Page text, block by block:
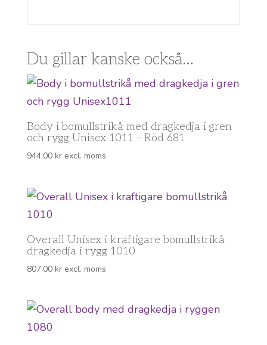
Du gillar kanske också…
Body i bomullstrikå med dragkedja i gren
och rygg Unisex 1011 – Röd 681
944.00 krexcl. moms
Overall Unisex i kraftigare bomullstrikå
dragkedja i rygg 1010
807.00 krexcl. moms